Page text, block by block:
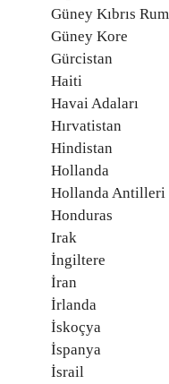
Güney Kıbrıs
Güney Kore
Gürcistan
Haiti
Havai Adaları
Hırvatistan
Hindistan
Hollanda
Hollanda Antilleri
Honduras
Irak
İngiltere
İran
İrlanda
İskoçya
İspanya
İsrail